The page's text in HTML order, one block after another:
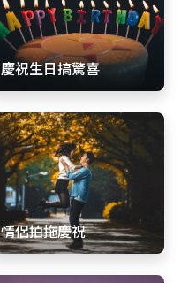
慶祝生日搞驚喜
情侶拍拖慶祝